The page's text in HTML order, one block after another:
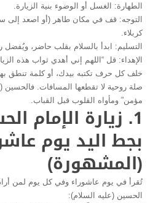
الطهارة: الغسل أو الوضوء بنية الزيارة.
التوجه: قف في مكان طاهر (أو اصعد إلى
كربلاء.
التسليم: ابدأ بالسلام بقلب حاضر، ويُفضل
الإهداء: قل “اللهم إني أهدي ثواب هذه
خلف كل حرف تكتبه بيدك، أو كلمة تنطق
صلة روحية لا تقطعها المسافات. فالحسين
مؤمن” ومأواه القلوب قبل القباب.
1. زيارة الإمام
بجط اليد يوم
(المشهورة)
تُقرأ في يوم عاشوراء وفي كل يوم لمن أراد
الحسين (عليه السلام):